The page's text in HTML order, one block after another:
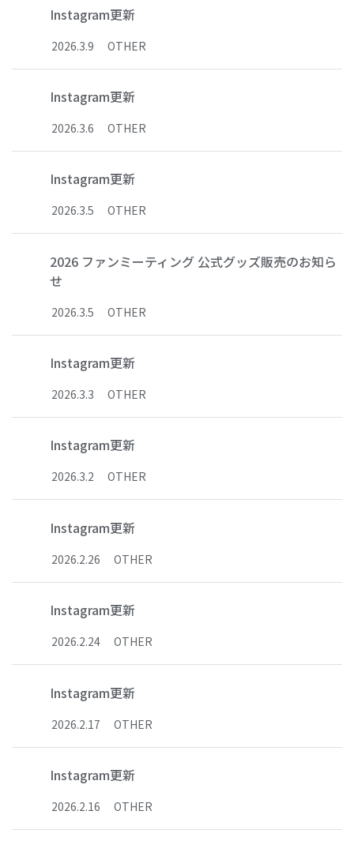
Instagram更新
2026.3.9 OTHER
Instagram更新
2026.3.6 OTHER
Instagram更新
2026.3.5 OTHER
2026 ファンミーティング 公式グッズ販売のお知ら
せ
2026.3.5 OTHER
Instagram更新
2026.3.3 OTHER
Instagram更新
2026.3.2 OTHER
Instagram更新
2026.2.26 OTHER
Instagram更新
2026.2.24 OTHER
Instagram更新
2026.2.17 OTHER
Instagram更新
2026.2.16 OTHER